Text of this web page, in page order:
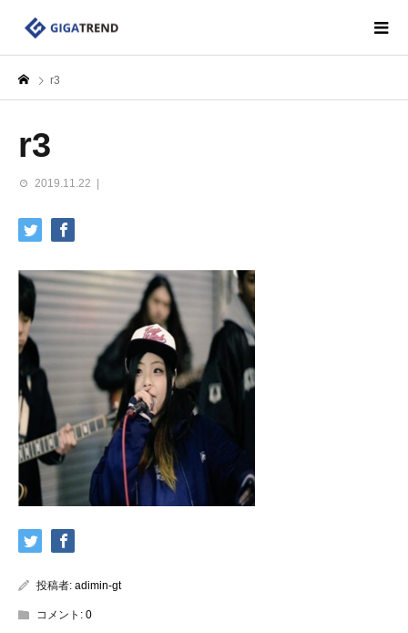
r3
r3
2019.11.22
投稿者: adimin-gt
コメント: 0